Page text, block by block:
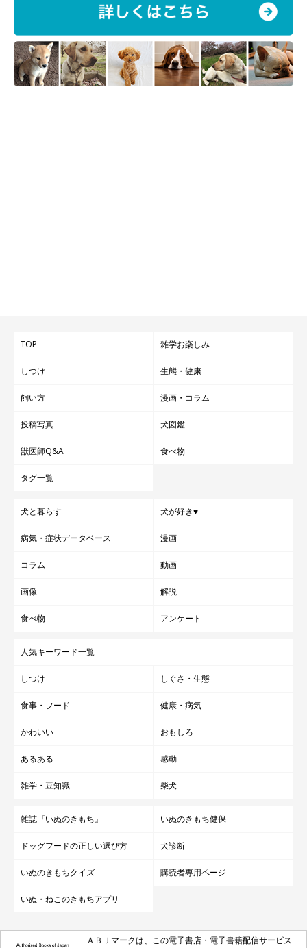
TOP 雑学お楽しみ
しつけ 生態・健康
飼い方 漫画・コラム
投稿写真 犬図鑑
獣医師Q&A 食べ物
タグ一覧
犬と暮らす 犬が好き♥
病気・症状データベース 漫画
コラム 動画
画像 解説
食べ物 アンケート
人気キーワード一覧
しつけ しぐさ・生態
食事・フード 健康・病気
かわいい おもしろ
あるある 感動
雑学・豆知識 柴犬
雑誌『いぬのきもち』 いぬのきもち健保
ドッグフードの正しい選び方 犬診断
いぬのきもちクイズ 購読者専用ページ
いぬ・ねこのきもちアプリ
ＡＢＪマークは、この電子書店・電子書籍配信サービス